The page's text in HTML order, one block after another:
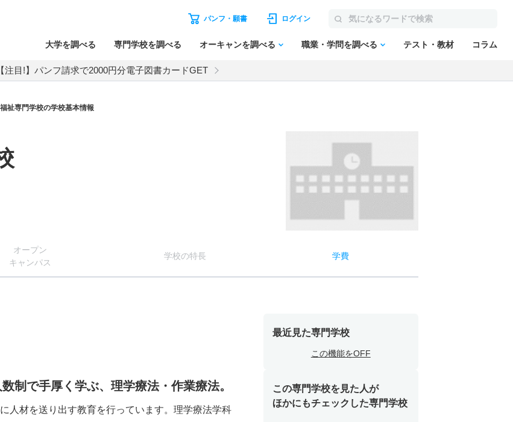
パンフ・願書 ログイン
大学を調べる 専門学校を調べる オーキャンを調べる 職業・学問を調べる テスト・教材 コラム
【注目!】パンフ請求で2000円分電子図書カードGET
祉専門学校の学校基本情報
オープン
キャンパス
学校の特長 学費
制で手厚く学ぶ、理学療法・作業療法。
人材を送り出す教育を行っています。理学療法学科
最近見た専門学校
この機能をOFF
この専門学校を見た人が
ほかにもチェックした専門学校